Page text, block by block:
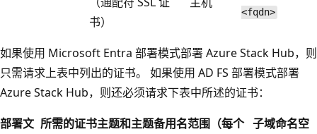
书）
<fqdn>
如果使用 Microsoft Entra 部署模式部署 Azure Stack Hub，则
只需请求上表中列出的证书。 如果使用 AD FS 部署模式部署
Azure Stack Hub，则还必须请求下表中所述的证书：
部署文 所需的证书主题和主题备用名范围（每个 子域命名空